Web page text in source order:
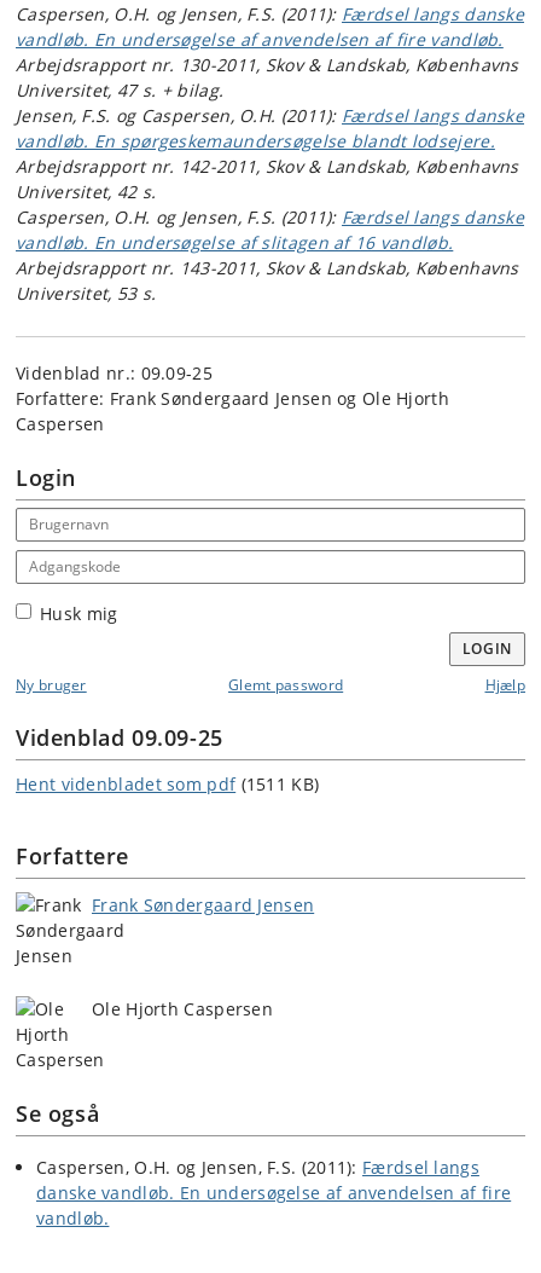
Caspersen, O.H. og Jensen, F.S. (2011): Færdsel langs danske
vandløb. En undersøgelse af anvendelsen af fire vandløb.
Arbejdsrapport nr. 130-2011, Skov & Landskab, Københavns
Universitet, 47 s. + bilag.
Jensen, F.S. og Caspersen, O.H. (2011): Færdsel langs danske
vandløb. En spørgeskemaundersøgelse blandt lodsejere.
Arbejdsrapport nr. 142-2011, Skov & Landskab, Københavns
Universitet, 42 s.
Caspersen, O.H. og Jensen, F.S. (2011): Færdsel langs danske
vandløb. En undersøgelse af slitagen af 16 vandløb.
Arbejdsrapport nr. 143-2011, Skov & Landskab, Københavns
Universitet, 53 s.
Videnblad nr.: 09.09-25
Forfattere: Frank Søndergaard Jensen og Ole Hjorth
Caspersen
Login
Email address
Adgangskode
Husk mig
LOGIN
Ny bruger
Glemt password Hjælp
Videnblad 09.09-25
Hent videnbladet som pdf (1511 KB)
Forfattere
Frank Søndergaard Jensen
Ole Hjorth Caspersen
Se også
Caspersen, O.H. og Jensen, F.S. (2011): Færdsel langs
danske vandløb. En undersøgelse af anvendelsen af fire
vandløb.